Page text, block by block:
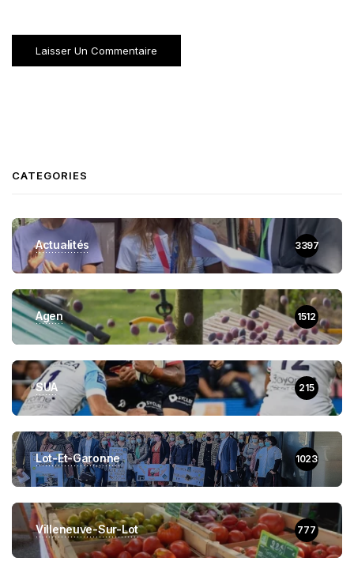
CATEGORIES
Actualités 3397
Agen 1512
SUA 215
Lot-Et-Garonne 1023
Villeneuve-Sur-Lot 777